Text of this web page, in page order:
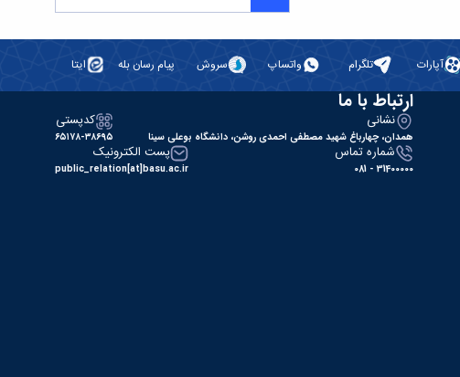
آپارات تلگرام واتساپ سروش پیام رسان بله ایتا
ارتباط با ما
نشانی
همدان، چهارباغ شهید مصطفی احمدی روشن، دانشگاه بوعلی سینا
کدپستی
۶۵۱۷۸-۳۸۶۹۵
شماره تماس
31400000 - 081
پست الکترونیک
public_relation[at]basu.ac.ir